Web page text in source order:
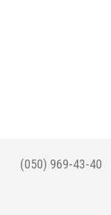
(050) 969-43-40